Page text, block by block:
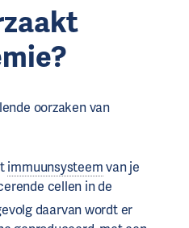
oorzaken van
immuunsysteemvan je
cellen in de
daarvan wordt er